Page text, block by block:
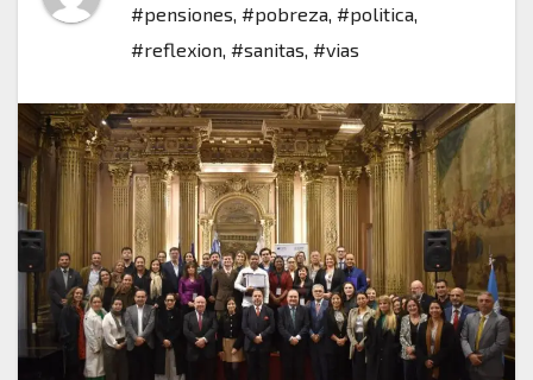
#pensiones, #pobreza, #politica,
#reflexion, #sanitas, #vias